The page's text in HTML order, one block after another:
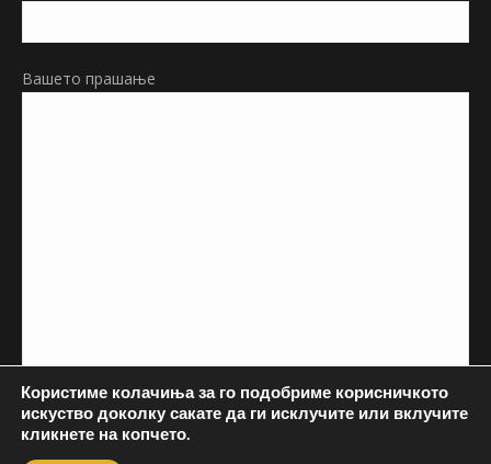
Вашето прашање
Користиме колачиња за го подобриме корисничкото
искуство доколку сакате да ги исклучите или вклучите
кликнете на копчето.